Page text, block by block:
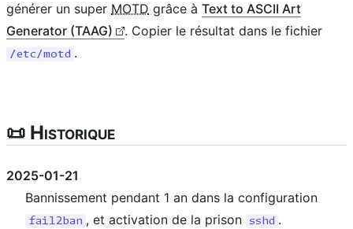
générer un super MOTD grâce à Text to ASCII Art
Generator (TAAG)
. Copier le résultat dans le fichier
/etc/motd .
📜 Historique
2025-01-21
Bannissement pendant 1 an dans la configuration
fail2ban , et activation de la prison sshd .